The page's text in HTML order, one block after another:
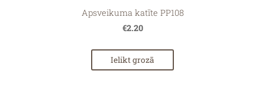
Apsveikuma katīte PP108
€2.20
Ielikt grozā